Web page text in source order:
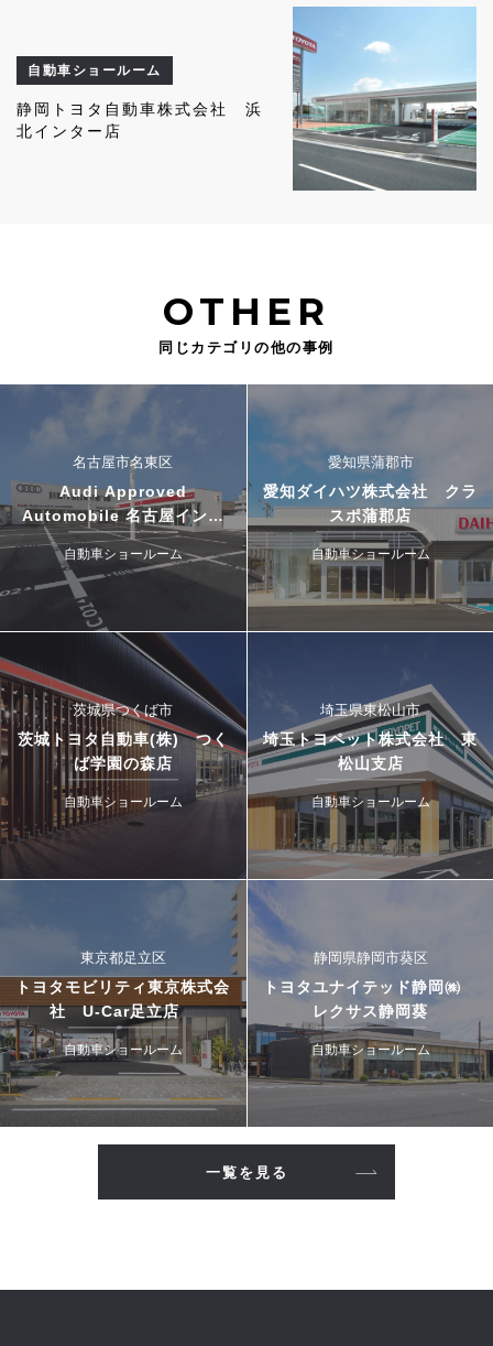
自動車ショールーム
静岡トヨタ自動車株式会社 浜
北インター店
OTHER
同じカテゴリの他の事例
名古屋市名東区
Audi Approved
Automobile 名古屋インタ
ー・ドゥカティ名古屋イース
ト
自動車ショールーム
愛知県蒲郡市
愛知ダイハツ株式会社 クラ
スポ蒲郡店
自動車ショールーム
茨城県つくば市
茨城トヨタ自動車(株) つく
ば学園の森店
自動車ショールーム
埼玉県東松山市
埼玉トヨペット株式会社 東
松山支店
自動車ショールーム
東京都足立区
トヨタモビリティ東京株式会
社 U-Car足立店
自動車ショールーム
静岡県静岡市葵区
トヨタユナイテッド静岡㈱
レクサス静岡葵
自動車ショールーム
一覧を見る